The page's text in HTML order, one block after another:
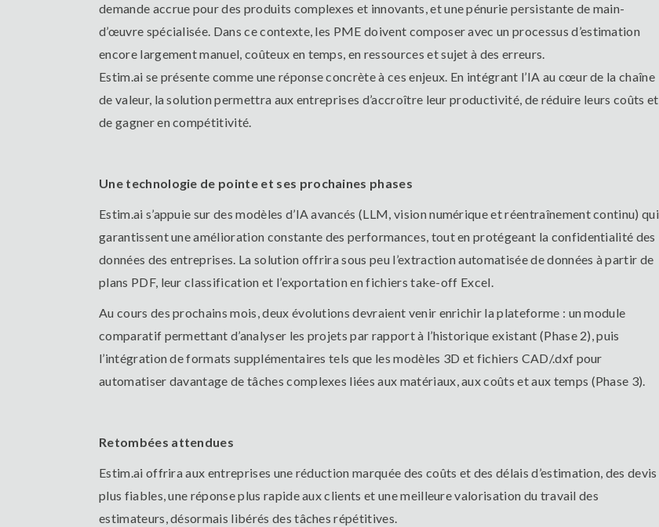
demande accrue pour des produits complexes et innovants, et une pénurie persistante de main-
d’œuvre spécialisée. Dans ce contexte, les PME doivent composer avec un processus d’estimation
encore largement manuel, coûteux en temps, en ressources et sujet à des erreurs.
Estim.ai se présente comme une réponse concrète à ces enjeux. En intégrant l’IA au cœur de la chaîne
de valeur, la solution permettra aux entreprises d’accroître leur productivité, de réduire leurs coûts et
de gagner en compétitivité.
Une technologie de pointe et ses prochaines phases
Estim.ai s’appuie sur des modèles d’IA avancés (LLM, vision numérique et réentraînement continu) qui
garantissent une amélioration constante des performances, tout en protégeant la confidentialité des
données des entreprises. La solution offrira sous peu l’extraction automatisée de données à partir de
plans PDF, leur classification et l’exportation en fichiers take-off Excel.
Au cours des prochains mois, deux évolutions devraient venir enrichir la plateforme : un module
comparatif permettant d’analyser les projets par rapport à l’historique existant (Phase 2), puis
l’intégration de formats supplémentaires tels que les modèles 3D et fichiers CAD/.dxf pour
automatiser davantage de tâches complexes liées aux matériaux, aux coûts et aux temps (Phase 3).
Retombées attendues
Estim.ai offrira aux entreprises une réduction marquée des coûts et des délais d’estimation, des devis
plus fiables, une réponse plus rapide aux clients et une meilleure valorisation du travail des
estimateurs, désormais libérés des tâches répétitives.